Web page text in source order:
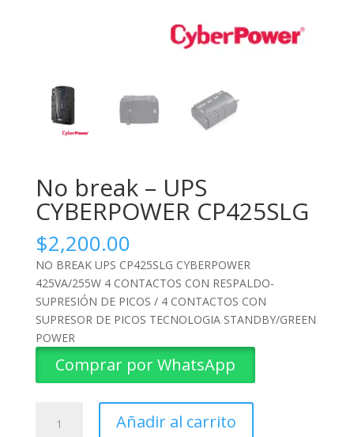
No break – UPS
CYBERPOWER CP425SLG
$2,200.00
NO BREAK UPS CP425SLG CYBERPOWER
425VA/255W 4 CONTACTOS CON RESPALDO-
SUPRESIÓN DE PICOS / 4 CONTACTOS CON
SUPRESOR DE PICOS TECNOLOGIA STANDBY/GREEN
POWER
Comprar por WhatsApp
break
Añadir al carrito